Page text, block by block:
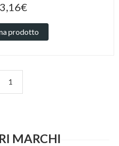
prodotto
1
MARCHI